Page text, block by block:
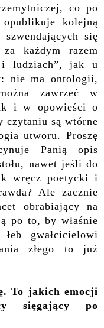
co po
kolejną
się
każdym razem
ludziach”, jak u
nie ma ontologii,
zawrzeć w
i w opowieści o
czytaniu są wtórne
utworu. Proszę
Panią opis
nawet jeśli do
wręcz poetycki i
Ale zacznie
obrabiający na
po to, by właśnie
gwałcicielowi
złego to już
To jakich emocji
sięgający po